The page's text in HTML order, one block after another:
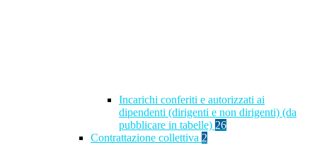
Incarichi conferiti e autorizzati ai
dipendenti (dirigenti e non dirigenti) (da
pubblicare in tabelle) 26
Contrattazione collettiva 2